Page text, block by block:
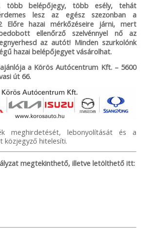
több belépőjegy, több esély, tehát
lesz az egész szezonban a
Előre hazai mérkőzéseire járni, mert
ellenőrző szelvénnyel nő az
az autót! Minden szurkolónk
hazai belépőjegyet vásárolhat.
a Körös Autócentrum Kft. – 5600
út 66.
meghirdetését, lebonyolítását és a
közjegyző hitelesíti.
megtekinthető, illetve letölthető itt: